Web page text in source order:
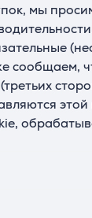
мы
сообщаем,